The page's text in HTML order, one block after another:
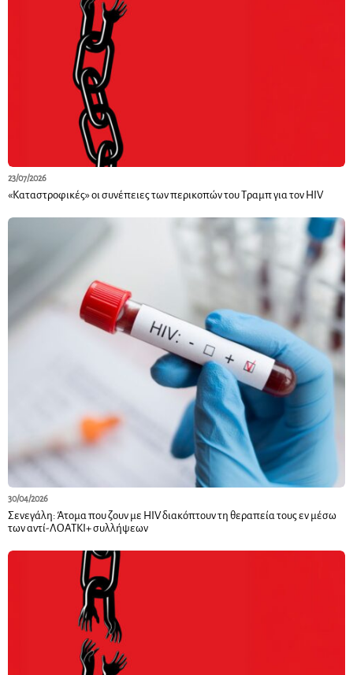
23/07/2026
«Καταστροφικές» οι συνέπειες των περικοπών του Τραμπ για τον HIV
30/04/2026
Σενεγάλη: Άτομα που ζουν με HIV διακόπτουν τη θεραπεία τους εν μέσω
των αντί-ΛΟΑΤΚΙ+ συλλήψεων